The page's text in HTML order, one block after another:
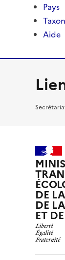
Pays
Taxon
Aide
DE
DE
ET